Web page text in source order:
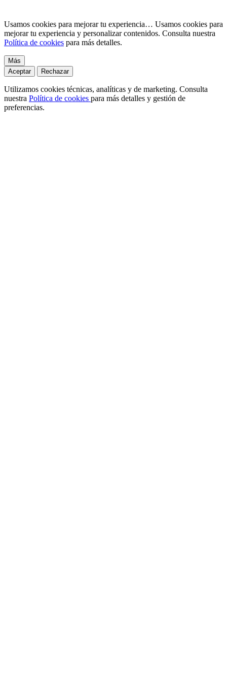
Usamos cookies para mejorar tu experiencia… Usamos cookies para
mejorar tu experiencia y personalizar contenidos. Consulta nuestra
Política de cookies para más detalles.
Más
Aceptar
Rechazar
Utilizamos cookies técnicas, analíticas y de marketing. Consulta
nuestra Política de cookies para más detalles y gestión de
preferencias.